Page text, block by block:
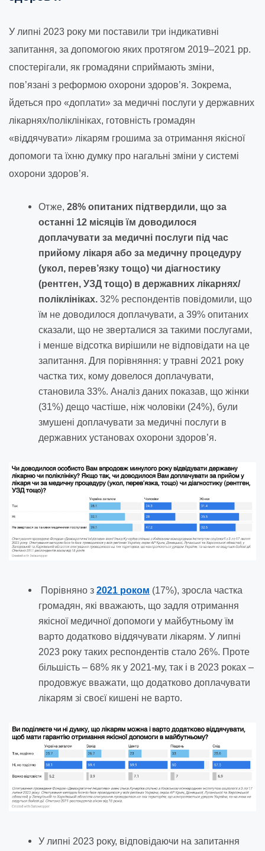
У липні 2023 року ми поставили три індикативні
запитання, за допомогою яких протягом 2019–2021 рр.
спостерігали, як громадяни сприймають зміни,
пов’язані з реформою охорони здоров’я. Зокрема,
йдеться про «доплати» за медичні послуги у державних
лікарнях/поліклініках, готовність громадян
«віддячувати» лікарям грошима за отримання якісної
допомоги та їхню думку про нагальні зміни у системі
охорони здоров’я.
Отже, 28% опитаних підтвердили, що за
останні 12 місяців їм доводилося
доплачувати за медичні послуги під час
прийому лікаря або за медичну процедуру
(укол, перев’язку тощо) чи діагностику
(рентген, УЗД тощо) в державних лікарнях/
поліклініках. 32% респондентів повідомили, що
їм не доводилося доплачувати, а 39% опитаних
сказали, що не зверталися за такими послугами,
і менше відсотка вирішили не відповідати на це
запитання. Для порівняння: у травні 2021 року
частка тих, кому довелося доплачувати,
становила 33%. Аналіз даних показав, що жінки
(31%) дещо частіше, ніж чоловіки (24%), були
змушені доплачувати за медичні послуги в
державних установах охорони здоров’я.
Порівняно з 2021 роком (17%), зросла частка
громадян, які вважають, що задля отримання
якісної медичної допомоги у майбутньому їм
варто додатково віддячувати лікарям. У липні
2023 року таких респондентів стало 26%. Проте
більшість – 68% як у 2021-му, так і в 2023 роках –
продовжує вважати, що додатково доплачувати
лікарям зі своєї кишені не варто.
У липні 2023 року, відповідаючи на запитання